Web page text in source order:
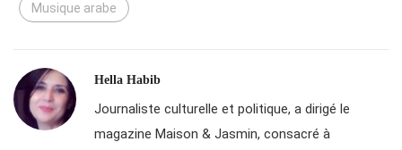
Musique arabe
Hella Habib
Journaliste culturelle et politique, a dirigé le
magazine Maison & Jasmin, consacré à